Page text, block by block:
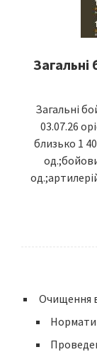
Загальні
Загальні
03.07.26
близько 1
Очищення